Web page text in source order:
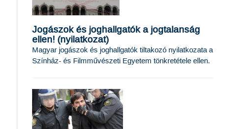
Jogászok és joghallgatók a jogtalanság
ellen! (nyilatkozat)
Magyar jogászok és joghallgatók tiltakozó nyilatkozata a
Színház- és Filmművészeti Egyetem tönkretétele ellen.